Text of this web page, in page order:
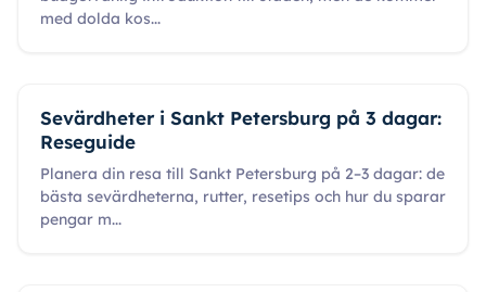
med dolda kos...
Sevärdheter i Sankt Petersburg på 3 dagar:
Reseguide
Planera din resa till Sankt Petersburg på 2–3 dagar: de
bästa sevärdheterna, rutter, resetips och hur du sparar
pengar m...